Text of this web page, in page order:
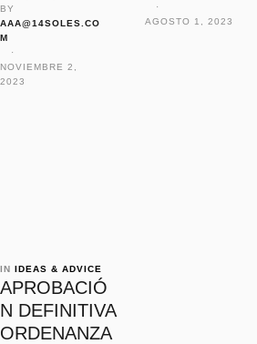
stand the test of
time, from classic
elegance to modern
minimalism, offering
BY
AAA@14SOLES.CO
M
·
NOVIEMBRE 2,
2023
savvy shopping, DIY
upgrades, and
·
AGOSTO 1, 2023
IN IDEAS & ADVICE
APROBACIÓ
N DEFINITIVA
ORDENANZA